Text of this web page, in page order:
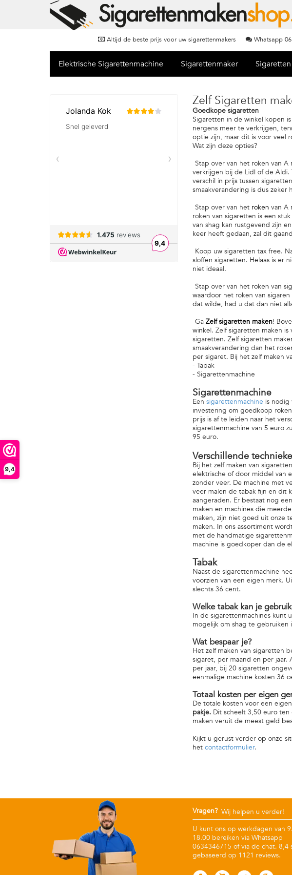
9,4
Whatsapp
Altijd de beste prijs voor uw sigarettenmakers
Elektrische Sigarettenmachine Sigarettenmaker
Zelf Sigaretten
Goedkope sigaretten
Sigaretten in de winkel kopen
nergens meer te verkrijgen,
optie zijn, maar dit is voor veel
Wat zijn deze opties?
Stap over van het roken van
verkrijgen bij de Lidl of de Aldi.
verschil in prijs tussen
smaakverandering is dus zeker
Stap over van het roken van A
roken van sigaretten is een
van shag kan rustgevend zijn
keer heeft gedaan, zal dit
Koop uw sigaretten tax free.
sloffen sigaretten. Helaas is er
niet ideaal.
Stap over van het roken van
waardoor het roken van
dat wilde, had u dat dan niet
Ga Zelf sigaretten maken!
winkel. Zelf sigaretten maken
sigaretten. Zelf sigaretten
smaakverandering dan het
per sigaret. Bij het zelf maken
- Tabak
- Sigarettenmachine
Sigarettenmachine
Een sigarettenmachine is nodig
investering om goedkoop
prijs is af te leiden naar het
sigarettenmachine van 5 euro
95 euro.
Verschillende
Bij het zelf maken van
elektrische of door middel van
zonder veer. De machine met
veer malen de tabak fijn en dit
aangeraden. Er bestaat nog
maken en machines die
maken, zijn niet goed uit onze
maken. In ons assortiment
met de handmatige
machine is goedkoper dan de
Tabak
Naast de sigarettenmachine
voorzien van een eigen merk.
slechts 36 cent.
Welke tabak kan je
In de sigarettenmachines kunt
mogelijk om shag te gebruiken
Wat bespaar je?
Het zelf maken van sigaretten
sigaret, per maand en per
per jaar, bij 20 sigaretten
eenmalige machine kosten 36
Totaal kosten per eigen
De totale kosten voor een
pakje.Dit scheelt 3,50 euro ten
maken veruit de meest geld
Kijkt u gerust verder op onze
het contactformulier.
Vragen? Wij helpen u verder!
U kunt ons op werkdagen van
18.00 bereiken via Whatsapp
0634346715 of via de chat. 8,4
gebaseerd op 1121 reviews.